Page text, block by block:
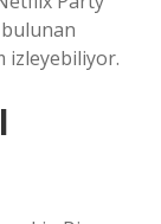
izleyebiliyor.